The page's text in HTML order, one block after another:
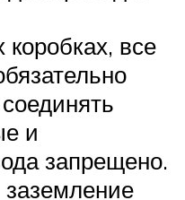
все
и
запрещено.